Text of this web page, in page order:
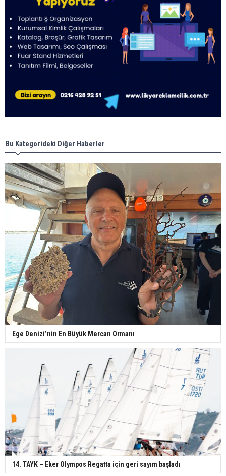
Bu Kategorideki Diğer Haberler
Ege Denizi’nin En Büyük Mercan Ormanı
14. TAYK – Eker Olympos Regatta için geri sayım başladı